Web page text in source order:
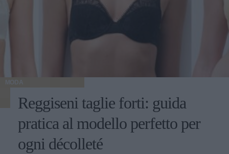
MODA
Reggiseni taglie forti: guida
pratica al modello perfetto per
ogni décolleté